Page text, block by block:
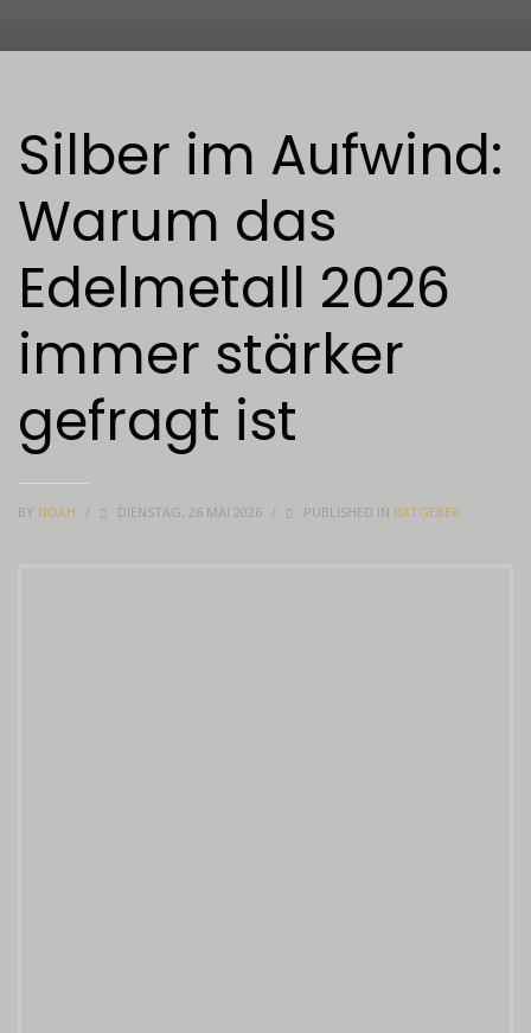
Silber im Aufwind:
Warum das
Edelmetall 2026
immer stärker
gefragt ist
BY NOAH / DIENSTAG, 26 MAI 2026 / PUBLISHED IN RATGEBER